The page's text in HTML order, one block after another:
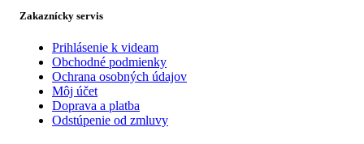
Zakaznícky servis
Prihlásenie k videam
Obchodné podmienky
Ochrana osobných údajov
Môj účet
Doprava a platba
Odstúpenie od zmluvy